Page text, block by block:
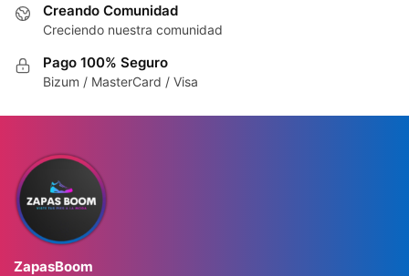
Creando Comunidad
Creciendo nuestra comunidad
Pago 100% Seguro
Bizum / MasterCard / Visa
ZapasBoom